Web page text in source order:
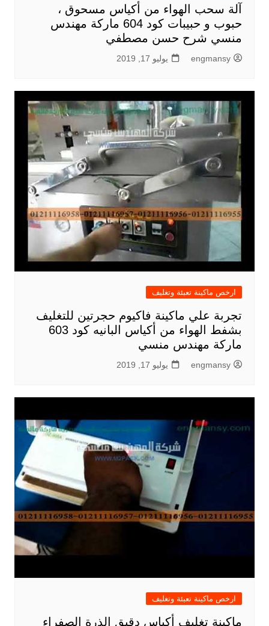
آلة سحب الهواء من أكياس مسحوق ،
حبوب و حبيبات كود 604 ماركة مهندس
منسي شرح حسن مصطفي
engmansy يوليو 17, 2019
ارخص ماكينة تعبئة وتغليف
تجربة علي ماكينة فاكيوم حجرتين للتغليف
بشفط الهواء من أكياس البانيه كود 603
ماركة مهندس منسي
engmansy يوليو 17, 2019
ارخص ماكينة تعبئة وتغليف
ماكينة تغليف أكياس دقيق الذرة الصفراء